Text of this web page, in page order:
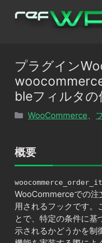
プラグイン
bleフィルタの
カ
リ
WooCommerce
概要
WooCommerceでの注
用されるフックです。
とで、特定の条件に基
示されるかどうかを制